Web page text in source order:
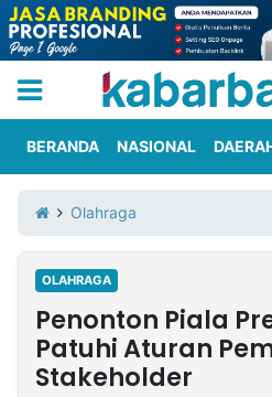
Iklan
Berita
Kami
Nasional
International
Olahraga
Entertainment
Daerah
Pariwisata
Kuliner
Kolom
BERANDA NASIONAL
Olahraga
OLAHRAGA
Penonton Piala
Patuhi Aturan
Stakeholder